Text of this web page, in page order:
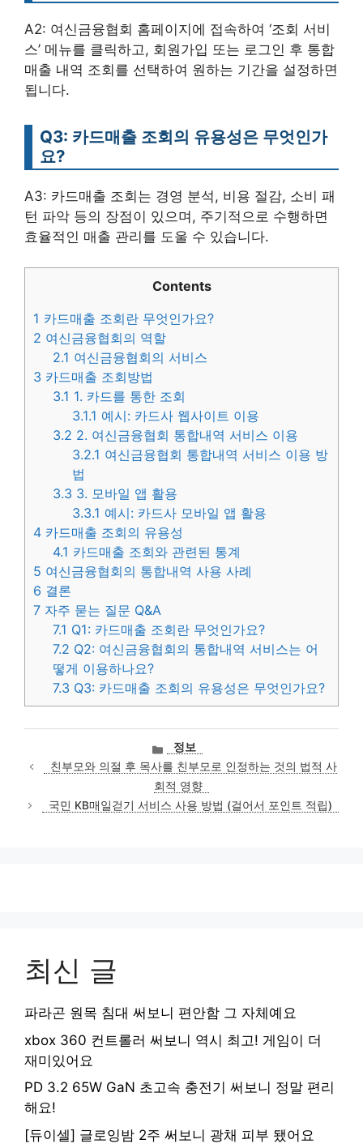
A2: 여신금융협회 홈페이지에 접속하여 ‘조회 서비
스’ 메뉴를 클릭하고, 회원가입 또는 로그인 후 통합
매출 내역 조회를 선택하여 원하는 기간을 설정하면
됩니다.
Q3: 카드매출 조회의 유용성은 무엇인가
요?
A3: 카드매출 조회는 경영 분석, 비용 절감, 소비 패
턴 파악 등의 장점이 있으며, 주기적으로 수행하면
효율적인 매출 관리를 도울 수 있습니다.
Contents
1 카드매출 조회란 무엇인가요?
2 여신금융협회의 역할
2.1 여신금융협회의 서비스
3 카드매출 조회방법
3.1 1. 카드를 통한 조회
3.1.1 예시: 카드사 웹사이트 이용
3.2 2. 여신금융협회 통합내역 서비스 이용
3.2.1 여신금융협회 통합내역 서비스 이용 방
법
3.3 3. 모바일 앱 활용
3.3.1 예시: 카드사 모바일 앱 활용
4 카드매출 조회의 유용성
4.1 카드매출 조회와 관련된 통계
5 여신금융협회의 통합내역 사용 사례
6 결론
7 자주 묻는 질문 Q&A
7.1 Q1: 카드매출 조회란 무엇인가요?
7.2 Q2: 여신금융협회의 통합내역 서비스는 어
떻게 이용하나요?
7.3 Q3: 카드매출 조회의 유용성은 무엇인가요?
카
테
고
리
정보
친부모와 의절 후 목사를 친부모로 인정하는 것의 법적 사
회적 영향
국민 KB매일걷기 서비스 사용 방법 (걸어서 포인트 적립)
최신 글
파라곤 원목 침대 써보니 편안함 그 자체예요
xbox 360 컨트롤러 써보니 역시 최고! 게임이 더
재미있어요
PD 3.2 65W GaN 초고속 충전기 써보니 정말 편리
해요!
[듀이셀] 글로잉밤 2주 써보니 광채 피부 됐어요